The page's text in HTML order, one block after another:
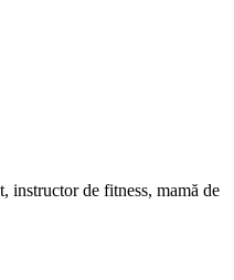
instructor de fitness, mamă de